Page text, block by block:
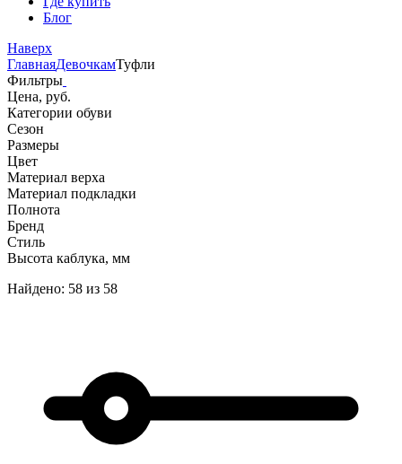
Блог
Наверх
ГлавнаяДевочкамТуфли
Фильтры
Цена, руб.
Категории обуви
Сезон
Размеры
Цвет
Материал верха
Материал подкладки
Полнота
Бренд
Стиль
Высота каблука, мм
Найдено: 58 из 58